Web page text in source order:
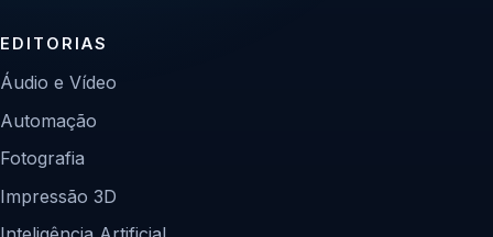
EDITORIAS
Áudio e Vídeo
Automação
Fotografia
Impressão 3D